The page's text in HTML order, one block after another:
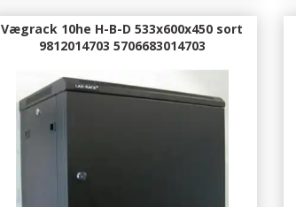
Vægrack 10he H-B-D 533x600x450 sort
9812014703 5706683014703